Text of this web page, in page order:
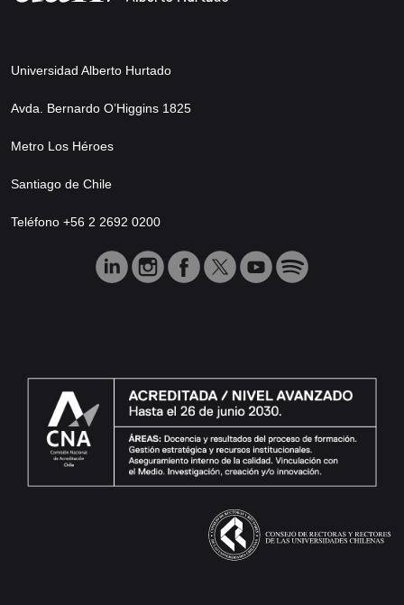
Universidad Alberto Hurtado
Avda. Bernardo O’Higgins 1825
Metro Los Héroes
Santiago de Chile
Teléfono +56 2 2692 0200